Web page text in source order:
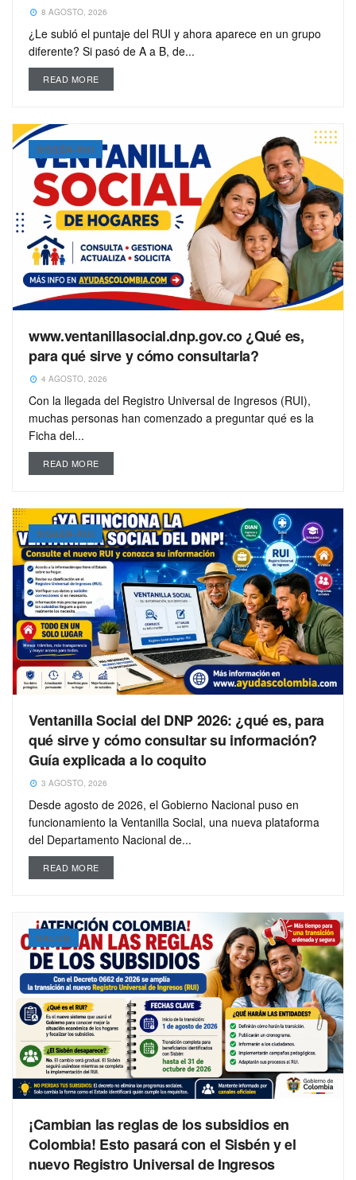
8 AGOSTO, 2026
¿Le subió el puntaje del RUI y ahora aparece en un grupo
diferente? Si pasó de A a B, de...
READ MORE
SISBÉN-RUI
www.ventanillasocial.dnp.gov.co ¿Qué es,
para qué sirve y cómo consultarla?
4 AGOSTO, 2026
Con la llegada del Registro Universal de Ingresos (RUI),
muchas personas han comenzado a preguntar qué es la
Ficha del...
READ MORE
SISBÉN-RUI
Ventanilla Social del DNP 2026: ¿qué es, para
qué sirve y cómo consultar su información?
Guía explicada a lo coquito
3 AGOSTO, 2026
Desde agosto de 2026, el Gobierno Nacional puso en
funcionamiento la Ventanilla Social, una nueva plataforma
del Departamento Nacional de...
READ MORE
SALUD
¡Cambian las reglas de los subsidios en
Colombia! Esto pasará con el Sisbén y el
nuevo Registro Universal de Ingresos